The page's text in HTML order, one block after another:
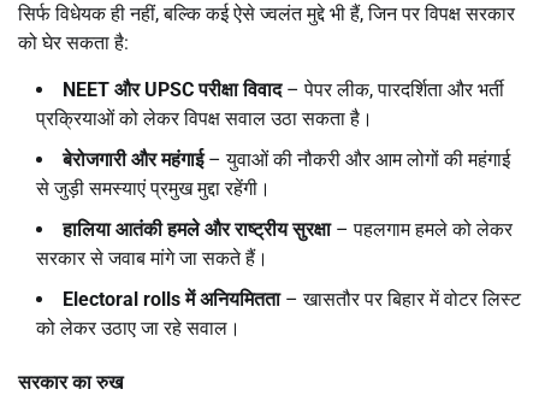
सिर्फ विधेयक ही नहीं, बल्कि कई ऐसे ज्वलंत मुद्दे भी हैं, जिन पर विपक्ष सरकार
को घेर सकता है:
NEET और UPSCपरीक्षा विवाद– पेपर लीक, पारदर्शिता और भर्ती
प्रक्रियाओं को लेकर विपक्ष सवाल उठा सकता है।
बेरोजगारी और महंगाई– युवाओं की नौकरी और आम लोगों की महंगाई
से जुड़ी समस्याएं प्रमुख मुद्दा रहेंगी।
हालिया आतंकी हमले और राष्ट्रीय सुरक्षा– पहलगाम हमले को लेकर
सरकार से जवाब मांगे जा सकते हैं।
Electoral rollsमें अनियमितता– खासतौर पर बिहार में वोटर लिस्ट
को लेकर उठाए जा रहे सवाल।
सरकार का रुख